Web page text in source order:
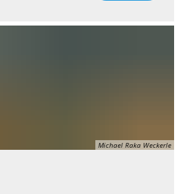
Michael Raka Weckerle